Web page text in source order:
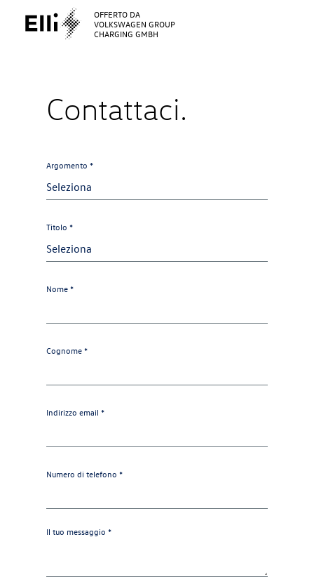
OFFERTO DA
VOLKSWAGEN GROUP
CHARGING GMBH
Contattaci.
Argomento *
Titolo *
Nome *
Cognome *
Indirizzo email *
Numero di telefono *
Il tuo messaggio *